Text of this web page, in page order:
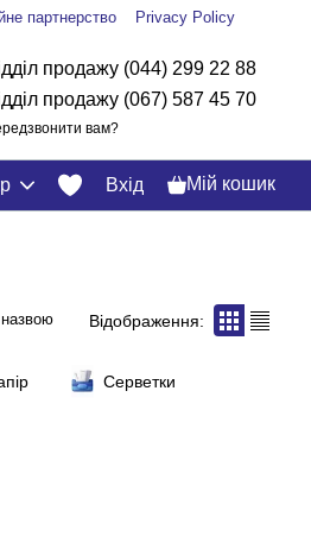
партнерство Privacy Policy
продажу (044) 299 22 88
продажу (067) 587 45 70
вам?
Вхід Мій кошик
Відображення:
Серветки